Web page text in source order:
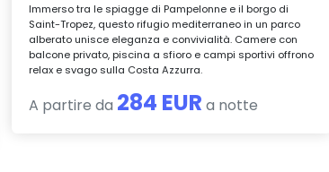
Immerso tra le spiagge di Pampelonne e il borgo di
Saint-Tropez, questo rifugio mediterraneo in un parco
alberato unisce eleganza e convivialità. Camere con
balcone privato, piscina a sfioro e campi sportivi offrono
relax e svago sulla Costa Azzurra.
A partire da 284 EUR a notte